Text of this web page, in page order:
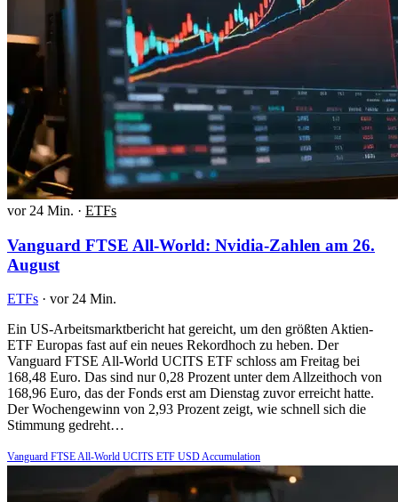
vor 24 Min. · ETFs
Vanguard FTSE All-World: Nvidia-Zahlen am 26.
August
ETFs · vor 24 Min.
Ein US-Arbeitsmarktbericht hat gereicht, um den größten Aktien-
ETF Europas fast auf ein neues Rekordhoch zu heben. Der
Vanguard FTSE All-World UCITS ETF schloss am Freitag bei
168,48 Euro. Das sind nur 0,28 Prozent unter dem Allzeithoch von
168,96 Euro, das der Fonds erst am Dienstag zuvor erreicht hatte.
Der Wochengewinn von 2,93 Prozent zeigt, wie schnell sich die
Stimmung gedreht…
Vanguard FTSE All-World UCITS ETF USD Accumulation